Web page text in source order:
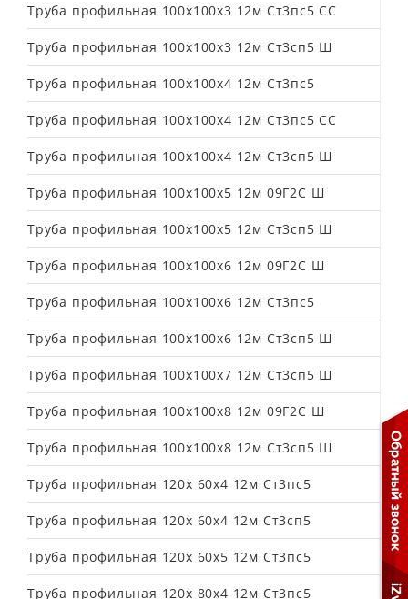
Труба профильная 100х100х3 12м Ст3пс5 СС
Труба профильная 100х100х3 12м Ст3сп5 Ш
Труба профильная 100х100х4 12м Ст3пс5
Труба профильная 100х100х4 12м Ст3пс5 СС
Труба профильная 100х100х4 12м Ст3сп5 Ш
Труба профильная 100х100х5 12м 09Г2С Ш
Труба профильная 100х100х5 12м Ст3сп5 Ш
Труба профильная 100х100х6 12м 09Г2С Ш
Труба профильная 100х100х6 12м Ст3пс5
Труба профильная 100х100х6 12м Ст3сп5 Ш
Труба профильная 100х100х7 12м Ст3сп5 Ш
Труба профильная 100х100х8 12м 09Г2С Ш
Труба профильная 100х100х8 12м Ст3сп5 Ш
Труба профильная 120х 60х4 12м Ст3пс5
Труба профильная 120х 60х4 12м Ст3сп5
Труба профильная 120х 60х5 12м Ст3пс5
Труба профильная 120х 80х4 12м Ст3пс5